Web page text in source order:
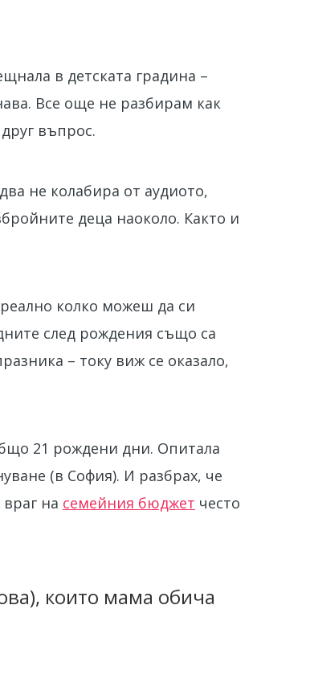
в детската градина –
Все още не разбирам как
въпрос.
не колабира от аудиото,
деца наоколо. Както и
колко можеш да си
след рождения също са
– току виж се оказало,
21 рождени дни. Опитала
(в София). И разбрах, че
на семейния бюджет често
които мама обича